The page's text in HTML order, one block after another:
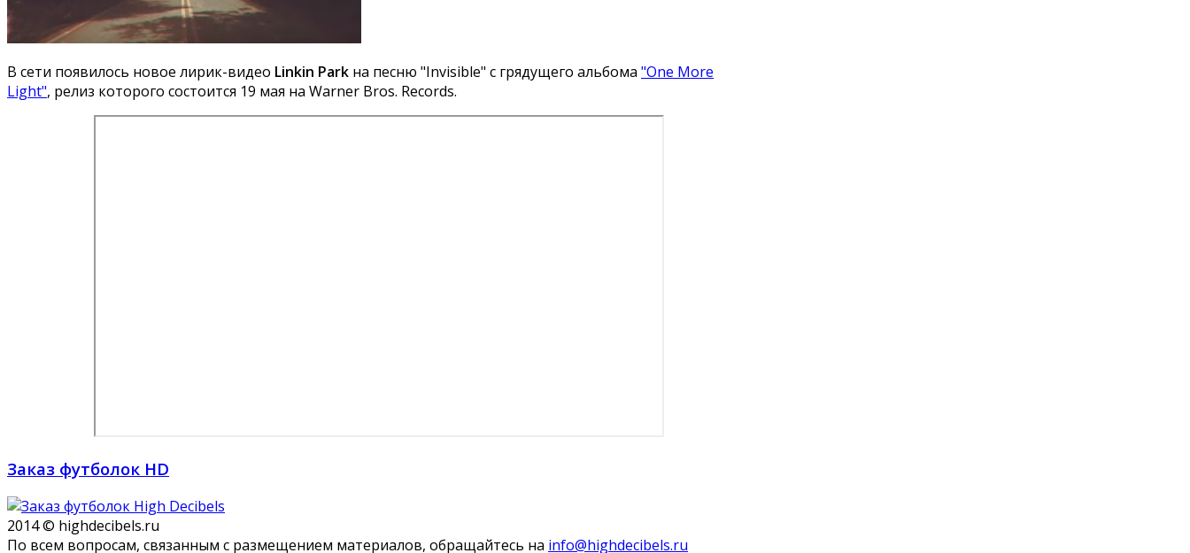
В сети появилось новое лирик-видео Linkin Park на песню "Invisible" с грядущего альбома "One More
Light", релиз которого состоится 19 мая на Warner Bros. Records.
Заказ футболок HD
2014 © highdecibels.ru
По всем вопросам, связанным с размещением материалов, обращайтесь на info@highdecibels.ru